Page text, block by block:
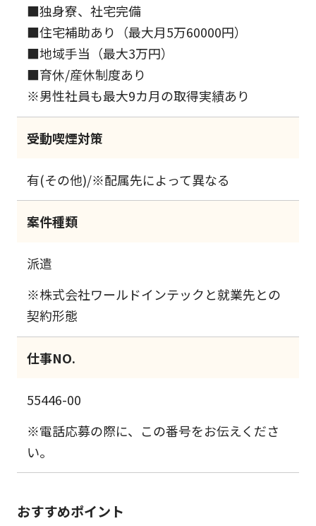
■独身寮、社宅完備
■住宅補助あり（最大月5万60000円）
■地域手当（最大3万円）
■育休/産休制度あり
※男性社員も最大9カ月の取得実績あり
受動喫煙対策
有(その他)/※配属先によって異なる
案件種類
派遣
※株式会社ワールドインテックと就業先との
契約形態
仕事NO.
55446-00
※電話応募の際に、この番号をお伝えくださ
い。
おすすめポイント